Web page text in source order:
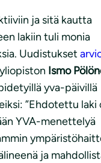
ja sitä kautta
lakiin tuli monia
Uudistukset
Ismo
yva-päivillä
”Ehdotettu laki
YVA-menettelyä
ja